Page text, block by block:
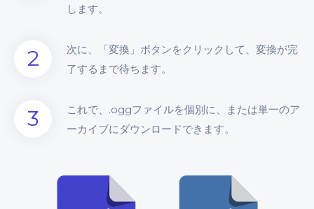
します。
2
次に、「変換」ボタンをクリックして、変換が完
了するまで待ちます。
3
これで、.oggファイルを個別に、または単一のア
ーカイブにダウンロードできます。